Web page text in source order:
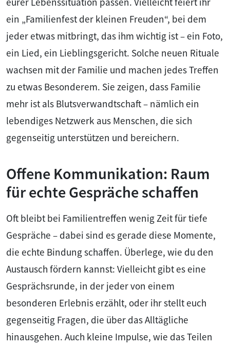
ein „Familienfest der kleinen Freuden“, bei dem
jeder etwas mitbringt, das ihm wichtig ist – ein Foto,
ein Lied, ein Lieblingsgericht. Solche neuen Rituale
wachsen mit der Familie und machen jedes Treffen
zu etwas Besonderem. Sie zeigen, dass Familie
mehr ist als Blutsverwandtschaft – nämlich ein
lebendiges Netzwerk aus Menschen, die sich
gegenseitig unterstützen und bereichern.
Offene Kommunikation: Raum
für echte Gespräche schaffen
Oft bleibt bei Familientreffen wenig Zeit für tiefe
Gespräche – dabei sind es gerade diese Momente,
die echte Bindung schaffen. Überlege, wie du den
Austausch fördern kannst: Vielleicht gibt es eine
Gesprächsrunde, in der jeder von einem
besonderen Erlebnis erzählt, oder ihr stellt euch
gegenseitig Fragen, die über das Alltägliche
hinausgehen. Auch kleine Impulse, wie das Teilen